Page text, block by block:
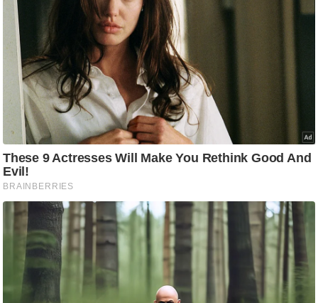
/
फै
श
न
घ
रे
नु
स्खे
प
र्य
स्थ
ल